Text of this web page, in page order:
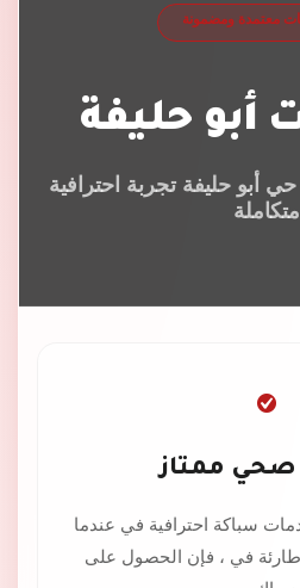
معتمدة ومضمونة
أبو حليفة
أبو حليفة تجربة احترافية
متكاملة
ممتاز
سباكة احترافية في عندما
في ، فإن الحصول على